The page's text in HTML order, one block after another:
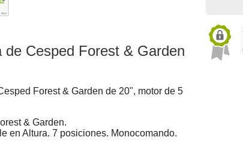
de Cesped Forest & Garden
Forest & Garden de 20", motor de 5
& Garden.
en Altura. 7 posiciones. Monocomando.